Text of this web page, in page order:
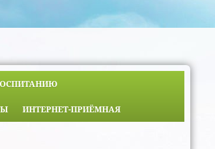
ИНТЕРНЕТ-ПРИЁМНАЯ